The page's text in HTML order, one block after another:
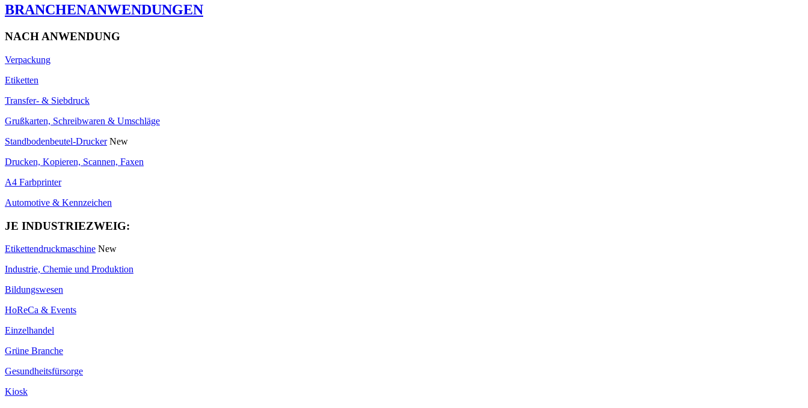
BRANCHENANWENDUNGEN
NACH ANWENDUNG
Verpackung
Etiketten
Transfer- & Siebdruck
Grußkarten, Schreibwaren & Umschläge
Standbodenbeutel-Drucker New
Drucken, Kopieren, Scannen, Faxen
A4 Farbprinter
Automotive & Kennzeichen
JE INDUSTRIEZWEIG:
Etikettendruckmaschine New
Industrie, Chemie und Produktion
Bildungswesen
HoReCa & Events
Einzelhandel
Grüne Branche
Gesundheitsfürsorge
Kiosk